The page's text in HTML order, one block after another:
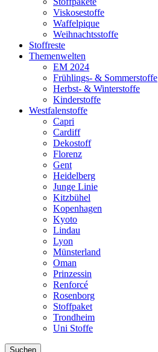
Viskosestoffe
Waffelpique
Weihnachtsstoffe
Stoffreste
Themenwelten
EM 2024
Frühlings- & Sommerstoffe
Herbst- & Winterstoffe
Kinderstoffe
Westfalenstoffe
Capri
Cardiff
Dekostoff
Florenz
Gent
Heidelberg
Junge Linie
Kitzbühel
Kopenhagen
Kyoto
Lindau
Lyon
Münsterland
Oman
Prinzessin
Renforcé
Rosenborg
Stoffpaket
Trondheim
Uni Stoffe
Suchen